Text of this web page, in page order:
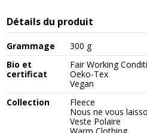
Détails du produit
Grammage
300 g
Bio et
certificat
Fair Working
Oeko-Tex
Vegan
Collection
Fleece
Nous ne vous
Veste Polaire